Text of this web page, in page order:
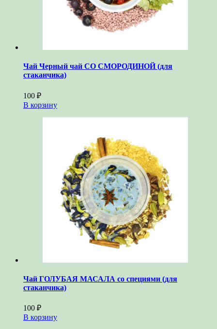
Чай Черный чай СО СМОРОДИНОЙ (для
стаканчика)
100 ₽
В корзину
Чай ГОЛУБАЯ МАСАЛА со специями (для
стаканчика)
100 ₽
В корзину